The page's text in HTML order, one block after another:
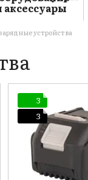
аксессуары
устройства
3
3